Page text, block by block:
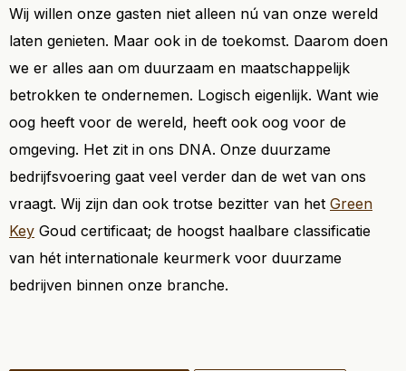
Wij willen onze gasten niet alleen nú van onze wereld
laten genieten. Maar ook in de toekomst. Daarom doen
we er alles aan om duurzaam en maatschappelijk
betrokken te ondernemen. Logisch eigenlijk. Want wie
oog heeft voor de wereld, heeft ook oog voor de
omgeving. Het zit in ons DNA. Onze duurzame
bedrijfsvoering gaat veel verder dan de wet van ons
vraagt. Wij zijn dan ook trotse bezitter van het Green
Key Goud certificaat; de hoogst haalbare classificatie
van hét internationale keurmerk voor duurzame
bedrijven binnen onze branche.